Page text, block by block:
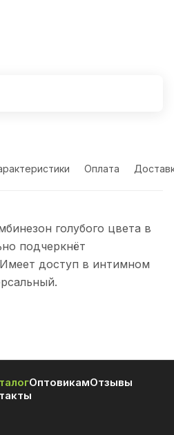
Оплата
голубого цвета в
подчеркнёт
доступ в интимном
ОптовикамОтзывы